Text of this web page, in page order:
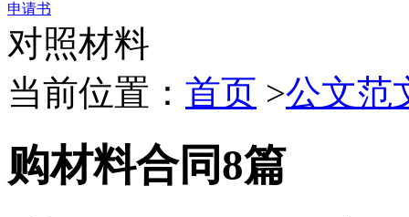
申请书
对照材料
当前位置： 首页 >公文范
购材料合同8篇